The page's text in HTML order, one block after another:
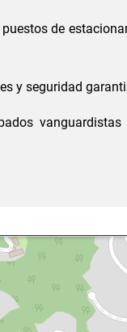
de
y seguridad